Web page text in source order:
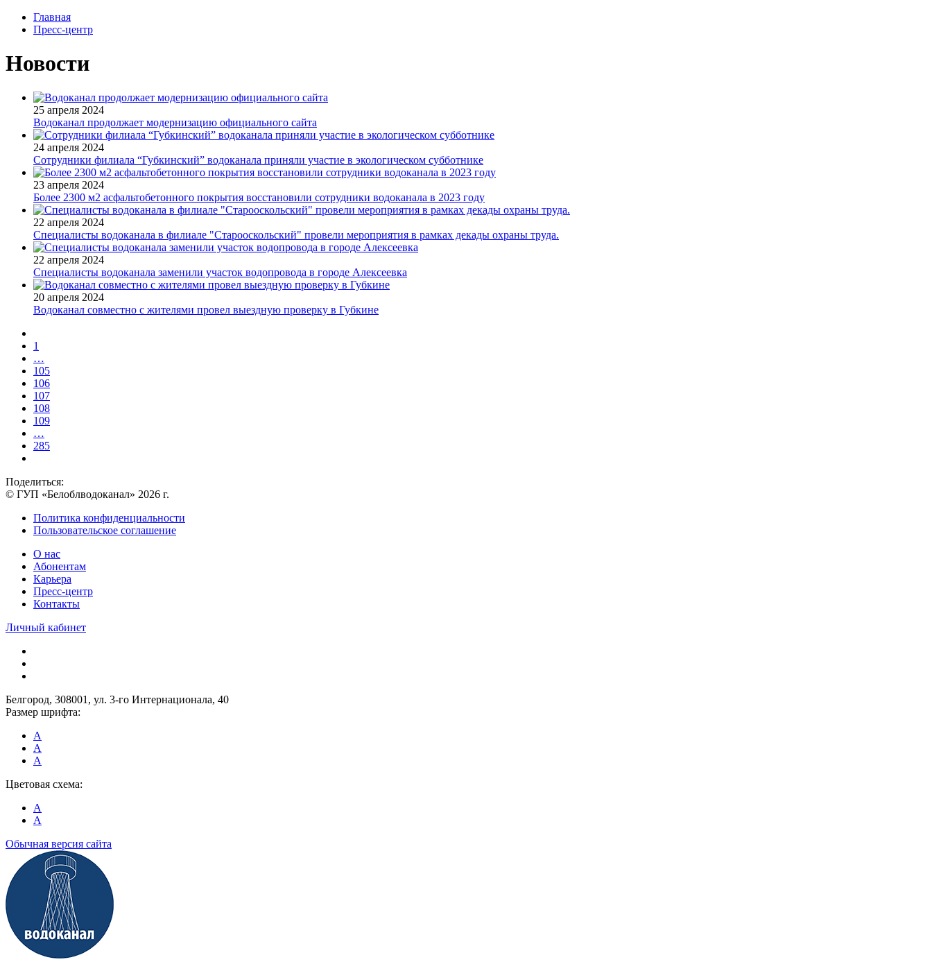
Главная
Пресс-центр
Новости
25 апреля 2024
Водоканал продолжает модернизацию официального сайта
24 апреля 2024
Сотрудники филиала “Губкинский” водоканала приняли участие в экологическом субботнике
23 апреля 2024
Более 2300 м2 асфальтобетонного покрытия восстановили сотрудники водоканала в 2023 году
22 апреля 2024
Специалисты водоканала в филиале "Старооскольский" провели мероприятия в рамках декады охраны труда.
22 апреля 2024
Специалисты водоканала заменили участок водопровода в городе Алексеевка
20 апреля 2024
Водоканал совместно с жителями провел выездную проверку в Губкине
1
…
105
106
107
108
109
…
285
Поделиться:
© ГУП «Белоблводоканал» 2026 г.
Политика конфиденциальности
Пользовательское соглашение
О нас
Абонентам
Карьера
Пресс-центр
Контакты
Личный кабинет
Белгород, 308001, ул. 3-го Интернационала, 40
Размер шрифта:
A
A
A
Цветовая схема:
A
A
Обычная версия сайта